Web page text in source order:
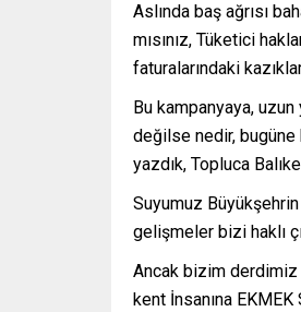
Aslında baş ağrısı
mısınız, Tüketici
faturalarındaki
Bu kampanyaya,
değilse nedir, bugüne
yazdık, Topluca
Suyumuz
gelişmeler bizi haklı
Ancak bizim derdimiz
kent İnsanına